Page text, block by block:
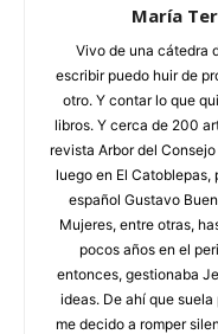
María
Vivo de una cátedra
escribir puedo huir de
otro. Y contar lo que
libros. Y cerca de 200
revista Arbor del
luego en El
español Gustavo
Mujeres, entre otras,
pocos años en el
entonces, gestionaba
ideas. De ahí que
me decido a romper